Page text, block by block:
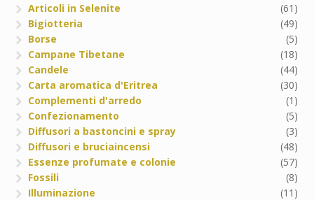
Articoli in Selenite
(61)
Bigiotteria
(49)
Borse
(5)
Campane Tibetane
(18)
Candele
(44)
Carta aromatica d'Eritrea
(30)
Complementi d'arredo
(1)
Confezionamento
(5)
Diffusori a bastoncini e spray
(3)
Diffusori e bruciaincensi
(48)
Essenze profumate e colonie
(57)
Fossili
(8)
Illuminazione
(11)